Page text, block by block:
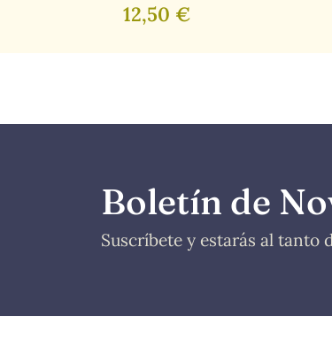
12,50 €
Boletín de
Suscríbete y estarás al tanto